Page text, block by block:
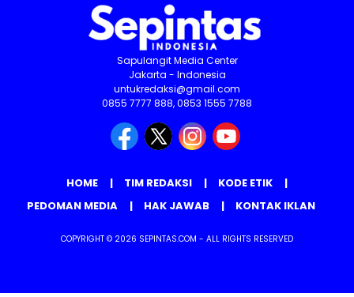
Sapulangit Media Center
Jakarta - Indonesia
untukredaksi@gmail.com
0855 7777 888, 0853 1555 7788
HOME TIM REDAKSI
KODE ETIK
PEDOMAN MEDIA
HAK JAWAB KONTAK IKLAN
COPYRIGHT © 2026 SEPINTAS.COM - ALL RIGHTS RESERVED